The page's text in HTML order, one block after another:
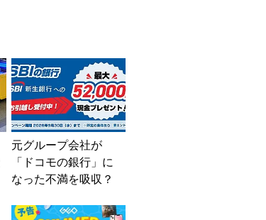
元グループ会社が
「ドコモの銀行」に
なった不満を吸収？
BIの銀行」として最